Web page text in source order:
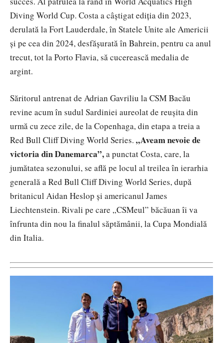
Diving World Cup. Costa a câștigat ediția din 2023,
derulată la Fort Lauderdale, în Statele Unite ale Americii
și pe cea din 2024, desfășurată în Bahrein, pentru ca anul
trecut, tot la Porto Flavia, să cucerească medalia de
argint.
Săritorul antrenat de Adrian Gavriliu la CSM Bacău
revine acum în sudul Sardiniei aureolat de reușita din
urmă cu zece zile, de la Copenhaga, din etapa a treia a
Red Bull Cliff Diving World Series. „Aveam nevoie de
victoria din Danemarca”,a punctat Costa, care, la
jumătatea sezonului, se află pe locul al treilea în ierarhia
generală a Red Bull Cliff Diving World Series, după
britanicul Aidan Heslop și americanul James
Liechtenstein. Rivali pe care „CSMeul” băcăuan îi va
înfrunta din nou la finalul săptămânii, la Cupa Mondială
din Italia.